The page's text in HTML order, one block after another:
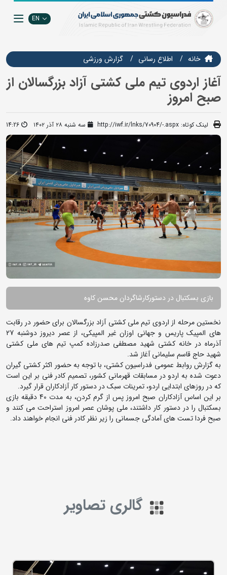
EN
خانه اطلاع رسانی گزارش ورزشی
آغاز اردوی تیم ملی کشتی آزاد بزرگسالان از
صبح امروز
لینک کوتاه: http://iwf.ir/lnks/70904/-.aspx سه شنبه ۲۸ آذر ۱۴۰۲ 14:26
بازی بسکتبال در دستورکارشاگردان محسن کاوه
نخستین مرحله از اردوی تیم ملی کشتی آزاد بزرگسالان برای حضور در رقابت
های المپیک پاریس و جهانی اوزان غیر المپیکی، از عصر دیروز دوشنبه 27
آذرماه در خانه کشتی شهید مصطفی صدرزاده کمپ تیم های ملی کشتی
شهید حاج قاسم سلیمانی آغاز شد.
به گزارش روابط عمومی فدراسیون کشتی، با توجه به حضور اکثر کشتی گیران
دعوت شده به اردو در مسابقات قهرمانی کشور، تصمیم کادر فنی بر این است
که در روزهای ابتدایی اردو، تمرینات سبک در دستور کار آزادکاران قرار گیرد.
بر این اساس آزادکاران صبح امروز پس از گرم کردن، به مدت 40 دقیقه بازی
بسکتبال را در دستور کار داشتند، ملی پوشان عصر امروز استراحت می کنند و
صبح فردا تست های آمادگی جسمانی را زیر نظر کادر فنی انجام خواهند داد.
گالری تصاویر